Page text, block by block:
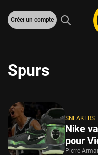
Créer un compte
Spurs
SNEAKERS
Nike
pour
Pierre-